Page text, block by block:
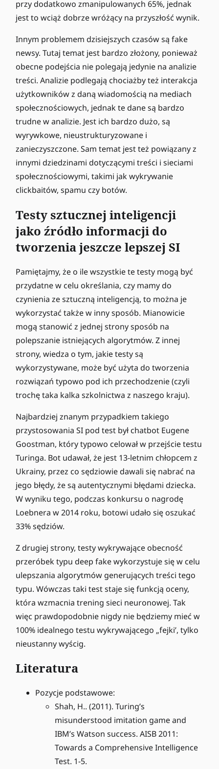
przy dodatkowo zmanipulowanych 65%, jednak
jest to wciąż dobrze wróżący na przyszłość wynik.
Innym problemem dzisiejszych czasów są fake
newsy. Tutaj temat jest bardzo złożony, ponieważ
obecne podejścia nie polegają jedynie na analizie
treści. Analizie podlegają chociażby też interakcja
użytkowników z daną wiadomością na mediach
społecznościowych, jednak te dane są bardzo
trudne w analizie. Jest ich bardzo dużo, są
wyrywkowe, nieustrukturyzowane i
zanieczyszczone. Sam temat jest też powiązany z
innymi dziedzinami dotyczącymi treści i sieciami
społecznościowymi, takimi jak wykrywanie
clickbaitów, spamu czy botów.
Testy sztucznej inteligencji
jako źródło informacji do
tworzenia jeszcze lepszej SI
Pamiętajmy, że o ile wszystkie te testy mogą być
przydatne w celu określania, czy mamy do
czynienia ze sztuczną inteligencją, to można je
wykorzystać także w inny sposób. Mianowicie
mogą stanowić z jednej strony sposób na
polepszanie istniejących algorytmów. Z innej
strony, wiedza o tym, jakie testy są
wykorzystywane, może być użyta do tworzenia
rozwiązań typowo pod ich przechodzenie (czyli
trochę taka kalka szkolnictwa z naszego kraju).
Najbardziej znanym przypadkiem takiego
przystosowania SI pod test był chatbot Eugene
Goostman, który typowo celował w przejście testu
Turinga. Bot udawał, że jest 13-letnim chłopcem z
Ukrainy, przez co sędziowie dawali się nabrać na
jego błędy, że są autentycznymi błędami dziecka.
W wyniku tego, podczas konkursu o nagrodę
Loebnera w 2014 roku, botowi udało się oszukać
33% sędziów.
Z drugiej strony, testy wykrywające obecność
przeróbek typu deep fake wykorzystuje się w celu
ulepszania algorytmów generujących treści tego
typu. Wówczas taki test staje się funkcją oceny,
która wzmacnia trening sieci neuronowej. Tak
więc prawdopodobnie nigdy nie będziemy mieć w
100% idealnego testu wykrywającego „fejki’, tylko
nieustanny wyścig.
Literatura
Pozycje podstawowe:
Shah, H.. (2011). Turing’s
misunderstood imitation game and
IBM’s Watson success. AISB 2011:
Towards a Comprehensive Intelligence
Test. 1-5.